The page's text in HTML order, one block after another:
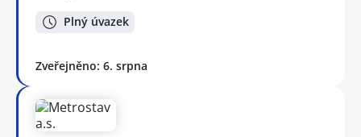
Plný úvazek
Zveřejněno: 6. srpna